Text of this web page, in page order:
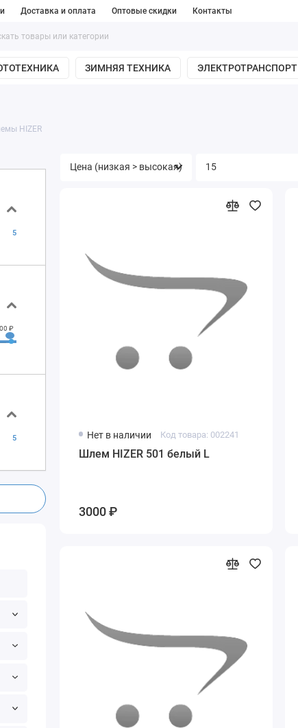
Доставка и оплата Оптовые скидки Контакты
ЗИМНЯЯ ТЕХНИКА ЭЛЕКТРОТРАНСПОРТ
HIZER
5
₽
5 Нет в наличии Код товара: 002241
Шлем HIZER 501 белый L
3000 ₽